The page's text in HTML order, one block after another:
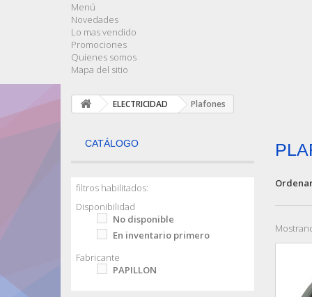
Menú
Novedades
Lo mas vendido
Promociones
Quienes somos
Mapa del sitio
ELECTRICIDAD Plafones
CATÁLOGO
filtros habilitados:
Disponibilidad
No disponible
En inventario primero
Fabricante
PAPILLON